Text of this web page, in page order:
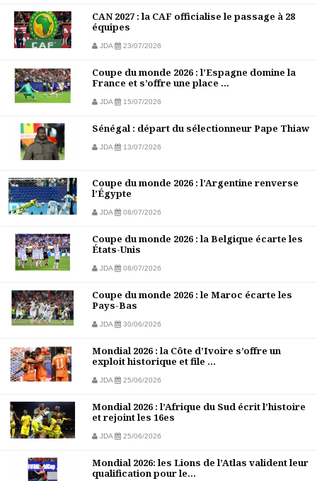
CAN 2027 : la CAF officialise le passage à 28
équipes
JDA 23/07/2026
Coupe du monde 2026 : l’Espagne domine la
France et s’offre une place ...
JDA 15/07/2026
Sénégal : départ du sélectionneur Pape Thiaw
JDA 13/07/2026
Coupe du monde 2026 : l’Argentine renverse
l’Égypte
JDA 08/07/2026
Coupe du monde 2026 : la Belgique écarte les
États-Unis
JDA 08/07/2026
Coupe du monde 2026 : le Maroc écarte les
Pays-Bas
JDA 30/06/2026
Mondial 2026 : la Côte d’Ivoire s’offre un
exploit historique et file ...
JDA 25/06/2026
Mondial 2026 : l’Afrique du Sud écrit l’histoire
et rejoint les 16es
JDA 25/06/2026
Mondial 2026: les Lions de l’Atlas valident leur
qualification pour le...